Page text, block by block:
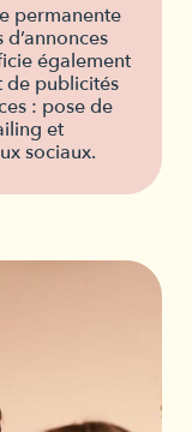
permanente
également
de publicités
: pose de
et
sociaux.